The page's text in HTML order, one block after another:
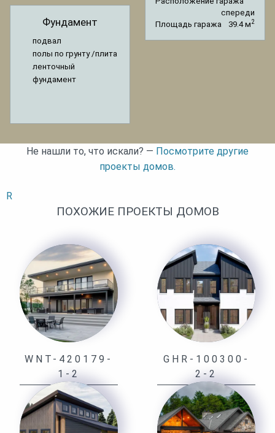
Фундамент
подвал
полы по грунту /плита
ленточный
фундамент
спереди
Площадь гаража
39.4 м2
Не нашли то, что искали? — Посмотрите другие
проекты домов.
R
ПОХОЖИЕ ПРОЕКТЫ ДОМОВ
WNT-420179-
1-2
GHR-100300-
2-2